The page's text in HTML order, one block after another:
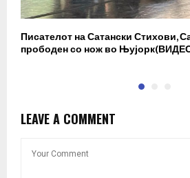
Писателот на Сатански Стихови,
прободен со нож во
LEAVE A COMMENT